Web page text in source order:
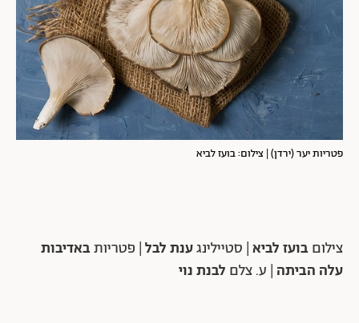
פטריות יער (ירדן) | צילום: בועז לביא
צילוםבועז לביא | סטיילינגענת לבל | פטריותבאדיבות
עלה הביתה | ע. צלם לבנת נוי